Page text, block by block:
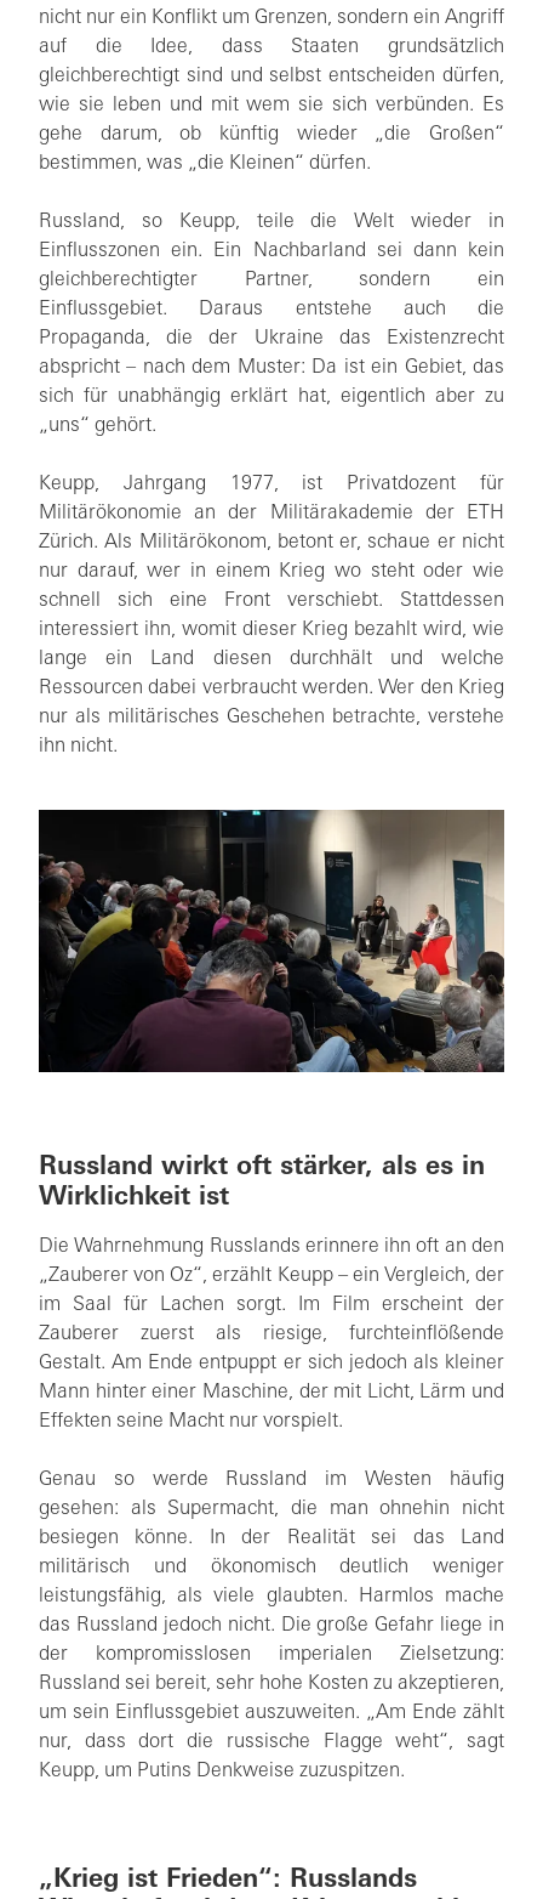
nicht nur ein Konflikt um Grenzen, sondern ein Angriff
auf die Idee, dass Staaten grundsätzlich
gleichberechtigt sind und selbst entscheiden dürfen,
wie sie leben und mit wem sie sich verbünden. Es
gehe darum, ob künftig wieder „die Großen“
bestimmen, was „die Kleinen“ dürfen.
Russland, so Keupp, teile die Welt wieder in
Einflusszonen ein. Ein Nachbarland sei dann kein
gleichberechtigter Partner, sondern ein
Einflussgebiet. Daraus entstehe auch die
Propaganda, die der Ukraine das Existenzrecht
abspricht – nach dem Muster: Da ist ein Gebiet, das
sich für unabhängig erklärt hat, eigentlich aber zu
„uns“ gehört.
Keupp, Jahrgang 1977, ist Privatdozent für
Militärökonomie an der Militärakademie der ETH
Zürich. Als Militärökonom, betont er, schaue er nicht
nur darauf, wer in einem Krieg wo steht oder wie
schnell sich eine Front verschiebt. Stattdessen
interessiert ihn, womit dieser Krieg bezahlt wird, wie
lange ein Land diesen durchhält und welche
Ressourcen dabei verbraucht werden. Wer den Krieg
nur als militärisches Geschehen betrachte, verstehe
ihn nicht.
Russland wirkt oft stärker, als es in
Wirklichkeit ist
Die Wahrnehmung Russlands erinnere ihn oft an den
„Zauberer von Oz“, erzählt Keupp – ein Vergleich, der
im Saal für Lachen sorgt. Im Film erscheint der
Zauberer zuerst als riesige, furchteinflößende
Gestalt. Am Ende entpuppt er sich jedoch als kleiner
Mann hinter einer Maschine, der mit Licht, Lärm und
Effekten seine Macht nur vorspielt.
Genau so werde Russland im Westen häufig
gesehen: als Supermacht, die man ohnehin nicht
besiegen könne. In der Realität sei das Land
militärisch und ökonomisch deutlich weniger
leistungsfähig, als viele glaubten. Harmlos mache
das Russland jedoch nicht. Die große Gefahr liege in
der kompromisslosen imperialen Zielsetzung:
Russland sei bereit, sehr hohe Kosten zu akzeptieren,
um sein Einflussgebiet auszuweiten. „Am Ende zählt
nur, dass dort die russische Flagge weht“, sagt
Keupp, um Putins Denkweise zuzuspitzen.
„Krieg ist Frieden“: Russlands